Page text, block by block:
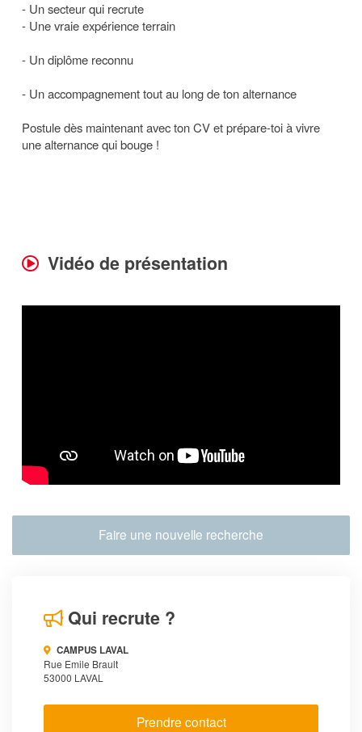
- Un secteur qui recrute
- Une vraie expérience terrain
- Un diplôme reconnu
- Un accompagnement tout au long de ton alternance
Postule dès maintenant avec ton CV et prépare-toi à vivre
une alternance qui bouge !
Vidéo de présentation
Faire une nouvelle recherche
Qui recrute ?
CAMPUS LAVAL
Rue Emile Brault
53000 LAVAL
Prendre contact